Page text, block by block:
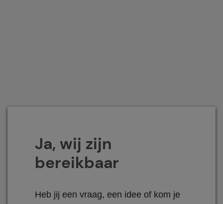
Ja, wij zijn
bereikbaar
Heb jij een vraag, een idee of kom je